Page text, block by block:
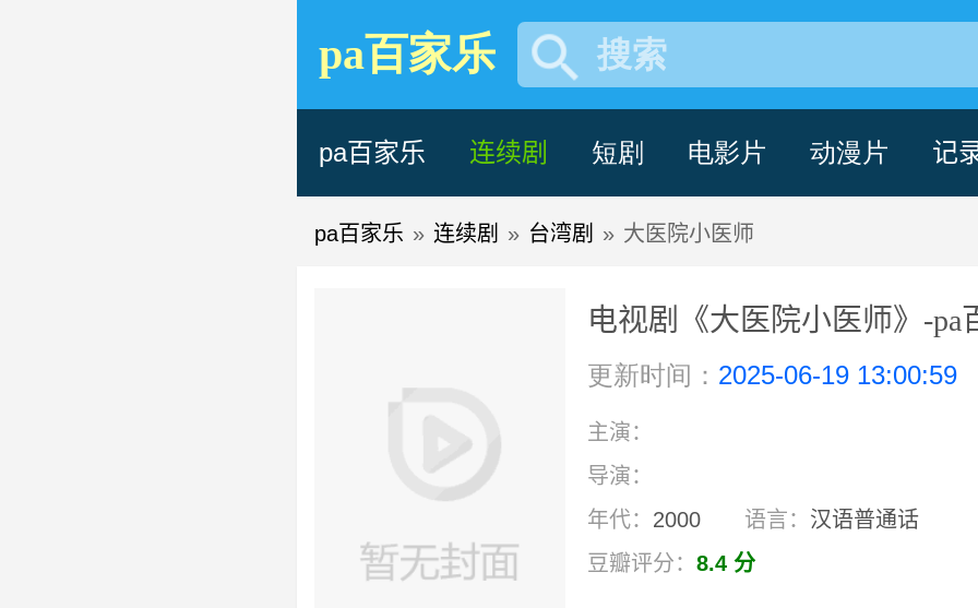
pa百家乐 搜索
pa百家乐 连续剧 短剧 电影片 动漫片 记
pa百家乐 » 连续剧 » 台湾剧 » 大医院小医师
电视剧《大医院小医师》-pa
更新时间： 2025-06-19 13:00:59
主演：
导演：
年代： 2000 语言： 汉语普通话
豆瓣评分：8.4 分